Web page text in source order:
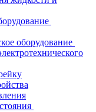
оборудование